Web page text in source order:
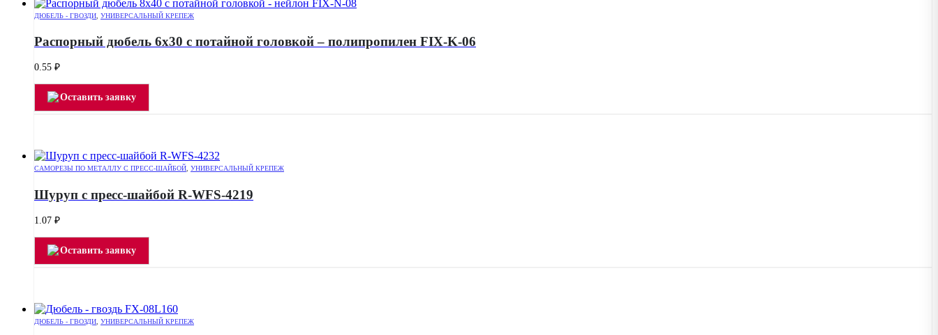
ДЮБЕЛЬ - ГВОЗДИ УНИВЕРСАЛЬНЫЙ КРЕПЕЖ
Распорный дюбель 6х30 с потайной головкой – полипропилен FIX-K-06
0.55 ₽
Оставить заявку
САМОРЕЗЫ ПО МЕТАЛЛУ С ПРЕСС-ШАЙБОЙ, УНИВЕРСАЛЬНЫЙ КРЕПЕЖ
Шуруп с пресс-шайбой R-WFS-4219
1.07 ₽
Оставить заявку
ДЮБЕЛЬ - ГВОЗДИ УНИВЕРСАЛЬНЫЙ КРЕПЕЖ